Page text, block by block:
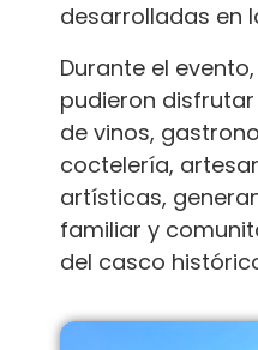
desarrolladas en
Durante el
pudieron
de vinos,
coctelería,
artísticas,
familiar y
del casco